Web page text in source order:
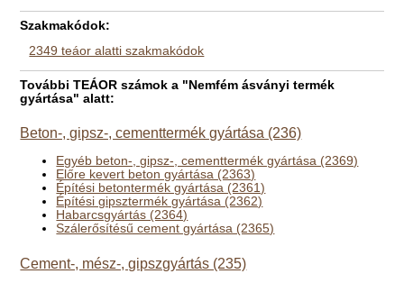
Szakmakódok:
2349 teáor alatti szakmakódok
További TEÁOR számok a "Nemfém ásványi termék
gyártása" alatt:
Beton-, gipsz-, cementtermék gyártása (236)
Egyéb beton-, gipsz-, cementtermék gyártása (2369)
Előre kevert beton gyártása (2363)
Építési betontermék gyártása (2361)
Építési gipsztermék gyártása (2362)
Habarcsgyártás (2364)
Szálerősítésű cement gyártása (2365)
Cement-, mész-, gipszgyártás (235)